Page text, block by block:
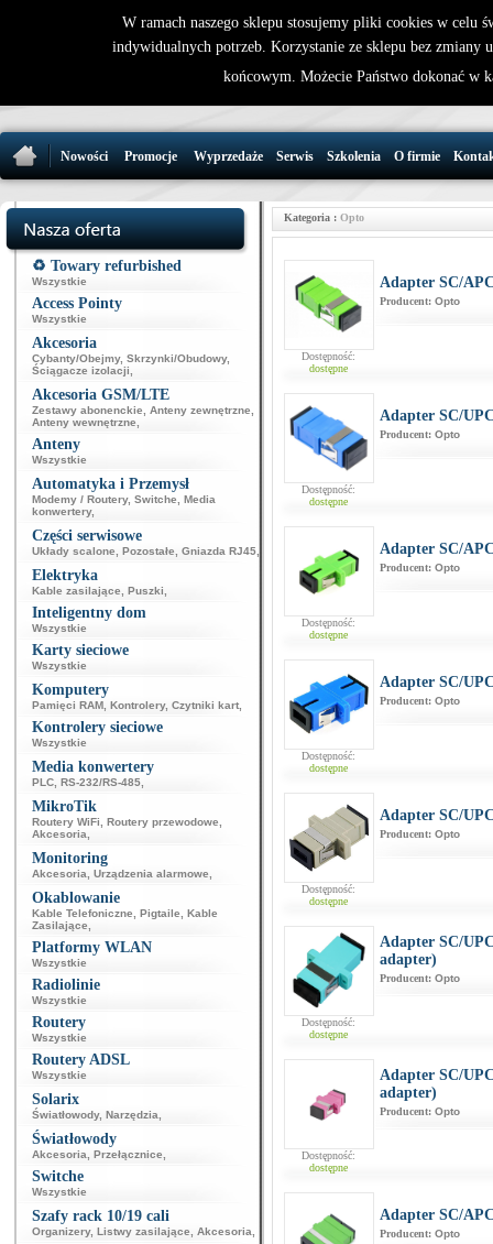
32 721 86
Nowości Promocje Wyprzedaże Serwis Szkolenia O firmie
♻️ Towary refurbished
Wszystkie
Access Pointy
Wszystkie
Akcesoria
Cybanty/Obejmy, Skrzynki/Obudowy,
Ściągacze izolacji
Akcesoria GSM/LTE
Zestawy abonenckie Anteny zewnętrzne
Anteny wewnętrzne
Anteny
Wszystkie
Automatyka i Przemysł
Modemy / Routery, Switche
Media
konwertery,
Części serwisowe
Układy scalone Pozostałe Gniazda RJ45
Elektryka
Kable zasilające Puszki
Inteligentny dom
Wszystkie
Karty sieciowe
Wszystkie
Komputery
Pamięci RAM Kontrolery, Czytniki kart
Kontrolery sieciowe
Wszystkie
Media konwertery
PLC RS-232/RS-485
MikroTik
Routery WiFi Routery przewodowe
Akcesoria
Monitoring
Akcesoria Urządzenia alarmowe
Okablowanie
Kable Telefoniczne Pigtaile
Kable
Zasilające
Platformy WLAN
Wszystkie
Radiolinie
Wszystkie
Routery
Wszystkie
Routery ADSL
Wszystkie
Solarix
Światłowody, Narzędzia
Światłowody
Akcesoria Przełącznice
Switche
Wszystkie
Szafy rack 10/19 cali
Organizery, Listwy zasilające Akcesoria
Kategoria : Opto
Dostępność:
dostępne
Adapter SC/
Producent: Opto
Dostępność:
dostępne
Adapter SC/
Producent: Opto
Dostępność:
dostępne
Adapter SC/
Producent: Opto
Dostępność:
dostępne
Adapter SC/
Producent: Opto
Dostępność:
dostępne
Adapter SC/
Producent: Opto
Dostępność:
dostępne
Adapter SC/
adapter)
Producent: Opto
Dostępność:
dostępne
Adapter SC/
adapter)
Producent: Opto
Adapter SC/
Producent: Opto
W ramach naszego sklepu stosujemy pliki cookies w celu
indywidualnych potrzeb. Korzystanie ze sklepu bez zmiany
końcowym. Możecie Państwo dokonać w